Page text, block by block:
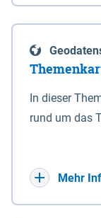
enthalten. Sperrwerke Sperrwerke sind Bauwerke
mit
Schutz eines
vor
Eigenschaft
die
In dieser
rund um das
sowie
laufenden
Mehr